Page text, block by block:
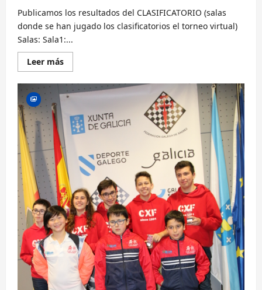
Publicamos los resultados del CLASIFICATORIO (salas
donde se han jugado los clasificatorios el torneo virtual)
Salas: Sala1:...
Leer másLee
más
I
TORNEO
(RESULTADOS)